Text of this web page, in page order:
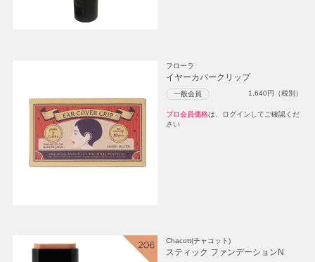
フローラ
イヤーカバークリップ
一般会員 1,640円（税別）
プロ会員価格は、ログインしてご確認くだ
さい
Chacott(チャコット)
スティック ファンデーションN